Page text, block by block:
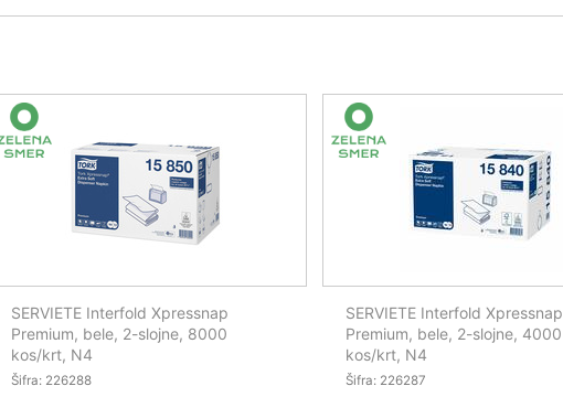
SERVIETE Interfold Xpressnap
Premium, bele, 2-slojne, 8000
kos/krt, N4
Šifra: 226288
SERVIETE Interfold Xpressnap
Premium, bele, 2-slojne, 4000
kos/krt, N4
Šifra: 226287